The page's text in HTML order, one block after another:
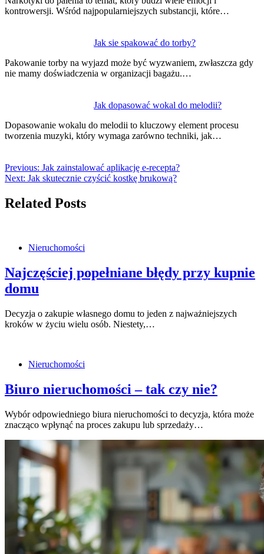
kontrowersji. Wśród najpopularniejszych substancji, które…
Jak sie spakować do torby?
Pakowanie torby na wyjazd może być wyzwaniem, zwłaszcza gdy
nie mamy doświadczenia w organizacji bagażu.…
Jak dopasować wokal do melodii?
Dopasowanie wokalu do melodii to kluczowy element procesu
tworzenia muzyki, który wymaga zarówno techniki, jak…
Previous: Jak zainstalować aplikację e-recepta?
Next: Jak skutecznie czyścić kostkę brukową?
Related Posts
Nieruchomości
Najczęściej popełniane błędy przy kupnie
domu
Decyzja o zakupie własnego domu to jeden z najważniejszych
kroków w życiu wielu osób. Niestety,…
Nieruchomości
Biuro nieruchomości – tak czy nie?
Wybór odpowiedniego biura nieruchomości to decyzja, która może
znacząco wpłynąć na proces zakupu lub sprzedaży…